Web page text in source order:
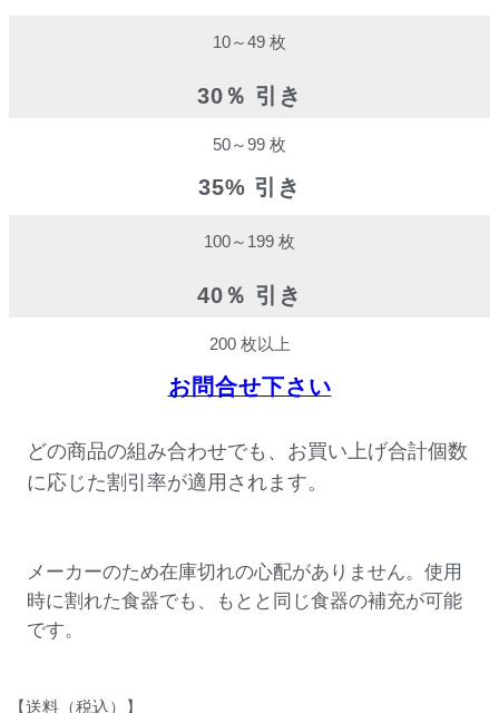
10～49 枚
30％ 引き
50～99 枚
35% 引き
100～199 枚
40％ 引き
200 枚以上
お問合せ下さい
どの商品の組み合わせでも、お買い上げ合計個数
に応じた割引率が適用されます。
メーカーのため在庫切れの心配がありません。使用
時に割れた食器でも、もとと同じ食器の補充が可能
です。
【送料（税込）】